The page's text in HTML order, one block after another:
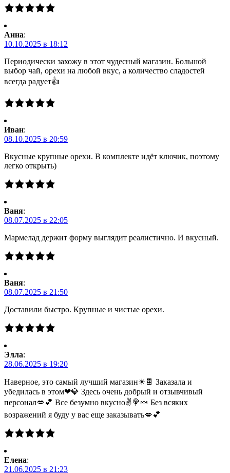
Анна:
10.10.2025 в 18:12
Периодически захожу в этот чудесный магазин. Большой
выбор чай, орехи на любой вкус, а количество сладостей
всегда радует👍
Иван:
08.10.2025 в 20:59
Вкусные крупные орехи. В комплекте идёт ключик, поэтому
легко открыть)
Ваня:
08.07.2025 в 22:05
Мармелад держит форму выглядит реалистично. И вкусный.
Ваня:
08.07.2025 в 21:50
Доставили быстро. Крупные и чистые орехи.
Элла:
28.06.2025 в 19:20
Наверное, это самый лучший магазин☀🍫 Заказала и
убедилась в этом❤💎 Здесь очень добрый и отзывчивый
персонал💋💕 Все безумно вкусно✌🍭🍬 Без всяких
возражений я буду у вас еще заказывать💋💕
Елена:
21.06.2025 в 21:23